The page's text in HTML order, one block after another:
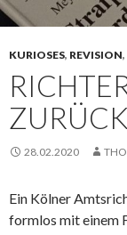
KURIOSES, REVISION,
28.02.2020
Ein Kölner
formlos mit einem